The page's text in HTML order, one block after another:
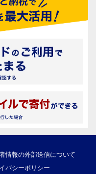
情報の外部送信について
バシーポリシー